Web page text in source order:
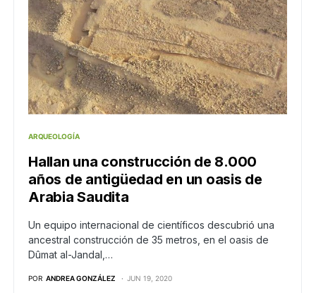
ARQUEOLOGÍA
Hallan una construcción de 8.000
años de antigüedad en un oasis de
Arabia Saudita
Un equipo internacional de científicos descubrió una
ancestral construcción de 35 metros, en el oasis de
Dûmat al-Jandal,…
POR ANDREA GONZÁLEZ JUN 19, 2020